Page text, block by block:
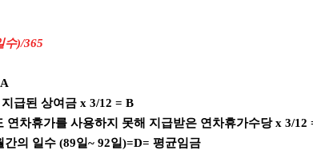
수)/365
급된 상여금 x 3/12 = B
차휴가를 사용하지 못해 지급받은 연차휴가수당 x 3/12
의 일수 (89일~ 92일)=D= 평균임금